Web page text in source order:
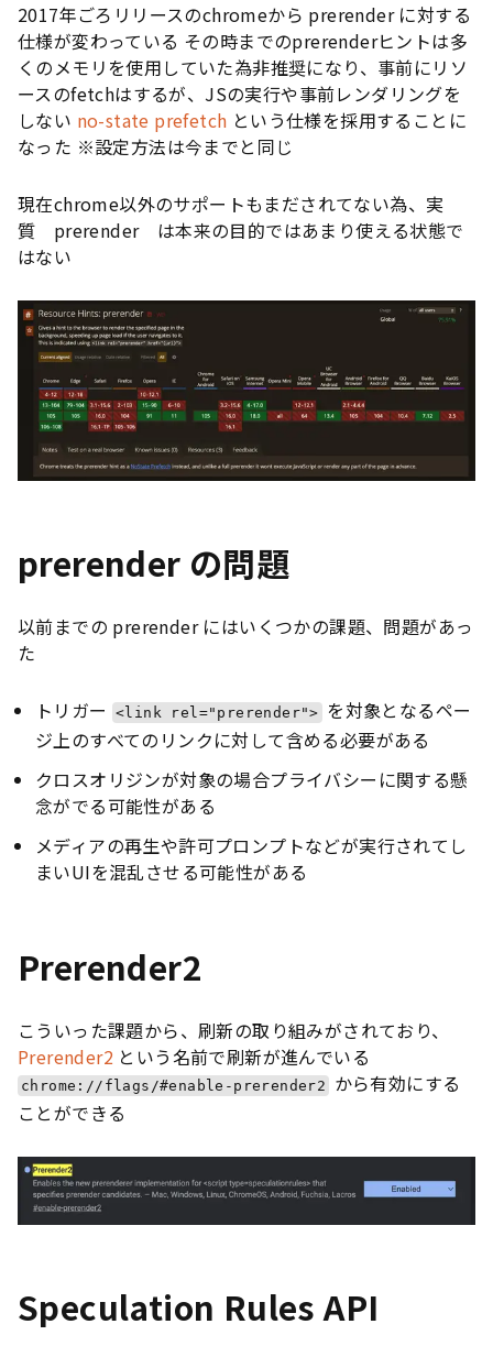
2017年ごろリリースのchromeから prerender に対する
仕様が変わっている その時までのprerenderヒントは多
くのメモリを使用していた為非推奨になり、事前にリソ
ースのfetchはするが、JSの実行や事前レンダリングを
しない no-state prefetch という仕様を採用することに
なった ※設定方法は今までと同じ
現在chrome以外のサポートもまだされてない為、実
質 prerender は本来の目的ではあまり使える状態で
はない
prerender の問題
以前までの prerender にはいくつかの課題、問題があっ
た
トリガー <link rel="prerender"> を対象となるペー
ジ上のすべてのリンクに対して含める必要がある
クロスオリジンが対象の場合プライバシーに関する懸
念がでる可能性がある
メディアの再生や許可プロンプトなどが実行されてし
まいUIを混乱させる可能性がある
Prerender2
こういった課題から、刷新の取り組みがされており、
Prerender2 という名前で刷新が進んでいる
chrome://flags/#enable-prerender2
から有効にする
ことができる
Speculation Rules API